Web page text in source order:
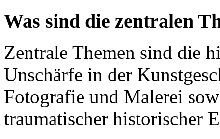
Was sind die zentralen
Zentrale Themen sind die
Unschärfe in der
Fotografie und Malerei
traumatischer historischer